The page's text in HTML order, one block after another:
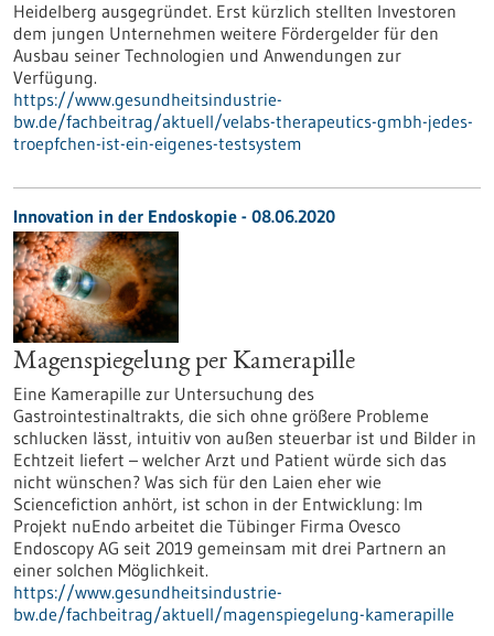
Heidelberg ausgegründet. Erst kürzlich stellten Investoren
dem jungen Unternehmen weitere Fördergelder für den
Ausbau seiner Technologien und Anwendungen zur
Verfügung.
https://www.gesundheitsindustrie-
bw.de/fachbeitrag/aktuell/velabs-therapeutics-gmbh-jedes-
troepfchen-ist-ein-eigenes-testsystem
Innovation in der Endoskopie - 08.06.2020
Magenspiegelung per Kamerapille
Eine Kamerapille zur Untersuchung des
Gastrointestinaltrakts, die sich ohne größere Probleme
schlucken lässt, intuitiv von außen steuerbar ist und Bilder in
Echtzeit liefert – welcher Arzt und Patient würde sich das
nicht wünschen? Was sich für den Laien eher wie
Sciencefiction anhört, ist schon in der Entwicklung: Im
Projekt nuEndo arbeitet die Tübinger Firma Ovesco
Endoscopy AG seit 2019 gemeinsam mit drei Partnern an
einer solchen Möglichkeit.
https://www.gesundheitsindustrie-
bw.de/fachbeitrag/aktuell/magenspiegelung-kamerapille